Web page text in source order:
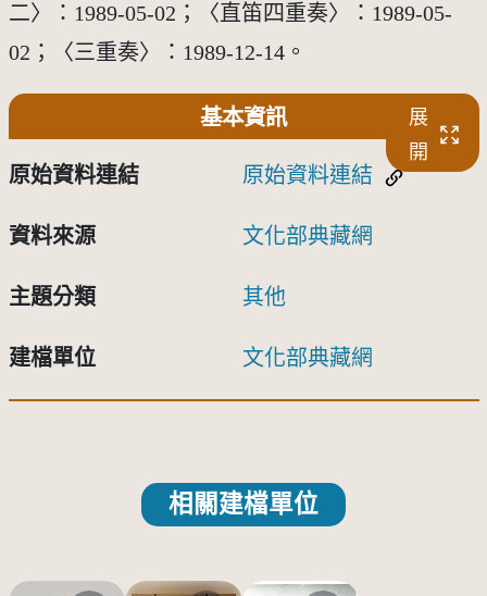
二〉：1989-05-02；〈直笛四重奏〉：1989-05-
02；〈三重奏〉：1989-12-14。
基本資訊
展
開
原始資料連結 原始資料連結
資料來源 文化部典藏網
主題分類 其他
建檔單位 文化部典藏網
相關建檔單位